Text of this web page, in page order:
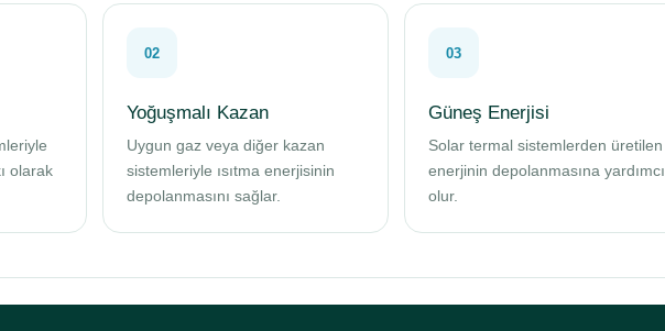
olarak
02
Yoğuşmalı Kazan
Uygun gaz veya diğer kazan
sistemleriyle ısıtma enerjisinin
depolanmasını sağlar.
03
Güneş Enerjisi
Solar termal sistemlerden üretilen
enerjinin depolanmasına yardımcı
olur.